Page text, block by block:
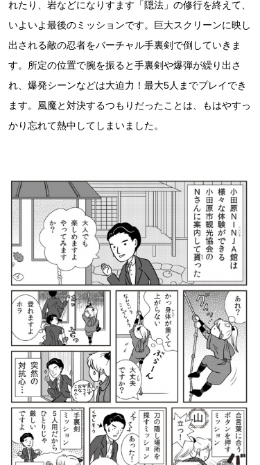
れたり、岩などになりすます「隠法」の修行を終えて、
いよいよ最後のミッションです。巨大スクリーンに映し
出される敵の忍者をバーチャル手裏剣で倒していきま
す。所定の位置で腕を振ると手裏剣や爆弾が繰り出さ
れ、爆発シーンなどは大迫力！最大5人までプレイでき
ます。風魔と対決するつもりだったことは、もはやすっ
かり忘れて熱中してしまいました。